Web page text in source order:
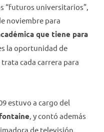
“futuros universitarios”,
noviembre para
que tiene para
la oportunidad de
cada carrera para
estuvo a cargo del
, y contó además
de televisión,